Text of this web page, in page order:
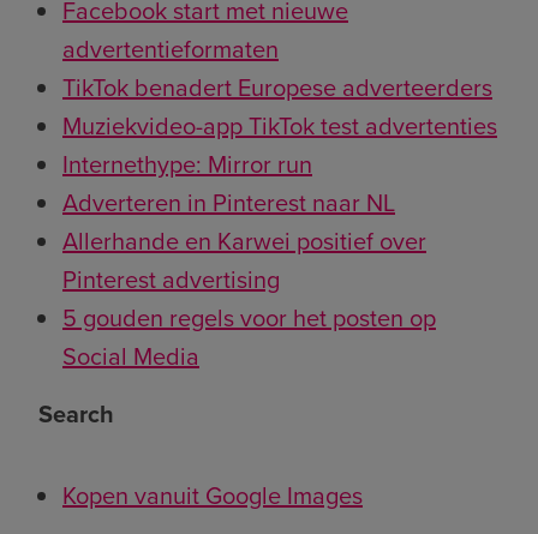
Facebook start met nieuwe
advertentieformaten
TikTok benadert Europese adverteerders
Muziekvideo-app TikTok test advertenties
Internethype: Mirror run
Adverteren in Pinterest naar NL
Allerhande en Karwei positief over
Pinterest advertising
5 gouden regels voor het posten op
Social Media
Search
Kopen vanuit Google Images